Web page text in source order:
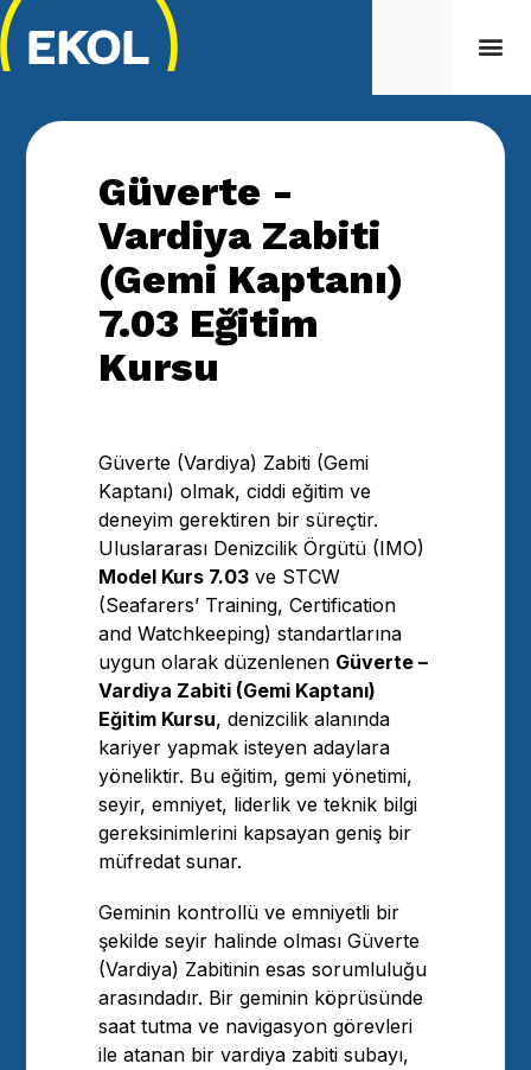
Güverte -
Vardiya Zabiti
(Gemi Kaptanı)
7.03 Eğitim
Kursu
Güverte (Vardiya) Zabiti (Gemi
Kaptanı) olmak, ciddi eğitim ve
deneyim gerektiren bir süreçtir.
Uluslararası Denizcilik Örgütü (IMO)
Model Kurs 7.03 ve STCW
(Seafarers’ Training, Certification
and Watchkeeping) standartlarına
uygun olarak düzenlenen Güverte –
Vardiya Zabiti (Gemi Kaptanı)
Eğitim Kursu, denizcilik alanında
kariyer yapmak isteyen adaylara
yöneliktir. Bu eğitim, gemi yönetimi,
seyir, emniyet, liderlik ve teknik bilgi
gereksinimlerini kapsayan geniş bir
müfredat sunar.
Geminin kontrollü ve emniyetli bir
şekilde seyir halinde olması Güverte
(Vardiya) Zabitinin esas sorumluluğu
arasındadır. Bir geminin köprüsünde
saat tutma ve navigasyon görevleri
ile atanan bir vardiya zabiti subayı,